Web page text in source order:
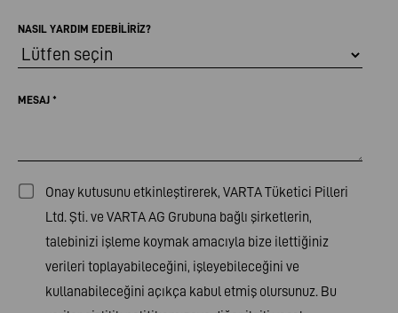
NASIL YARDIM EDEBILIRIZ?
MESAJ *
Onay kutusunu etkinleştirerek, VARTA Tüketici Pilleri
Ltd. Şti. ve VARTA AG Grubuna bağlı şirketlerin,
talebinizi işleme koymak amacıyla bize ilettiğiniz
verileri toplayabileceğini, işleyebileceğini ve
kullanabileceğini açıkça kabul etmiş olursunuz. Bu